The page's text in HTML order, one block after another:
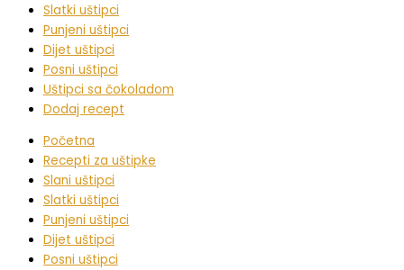
Slatki uštipci
Punjeni uštipci
Dijet uštipci
Posni uštipci
Uštipci sa čokoladom
Dodaj recept
Početna
Recepti za uštipke
Slani uštipci
Slatki uštipci
Punjeni uštipci
Dijet uštipci
Posni uštipci